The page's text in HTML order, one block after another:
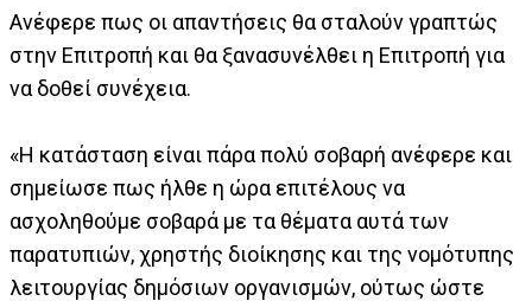
Ανέφερε πως οι απαντήσεις θα σταλούν γραπτώς
στην Επιτροπή και θα ξανασυνέλθει η Επιτροπή για
να δοθεί συνέχεια.
«Η κατάσταση είναι πάρα πολύ σοβαρή ανέφερε και
σημείωσε πως ήλθε η ώρα επιτέλους να
ασχοληθούμε σοβαρά με τα θέματα αυτά των
παρατυπιών, χρηστής διοίκησης και της νομότυπης
λειτουργίας δημόσιων οργανισμών, ούτως ώστε